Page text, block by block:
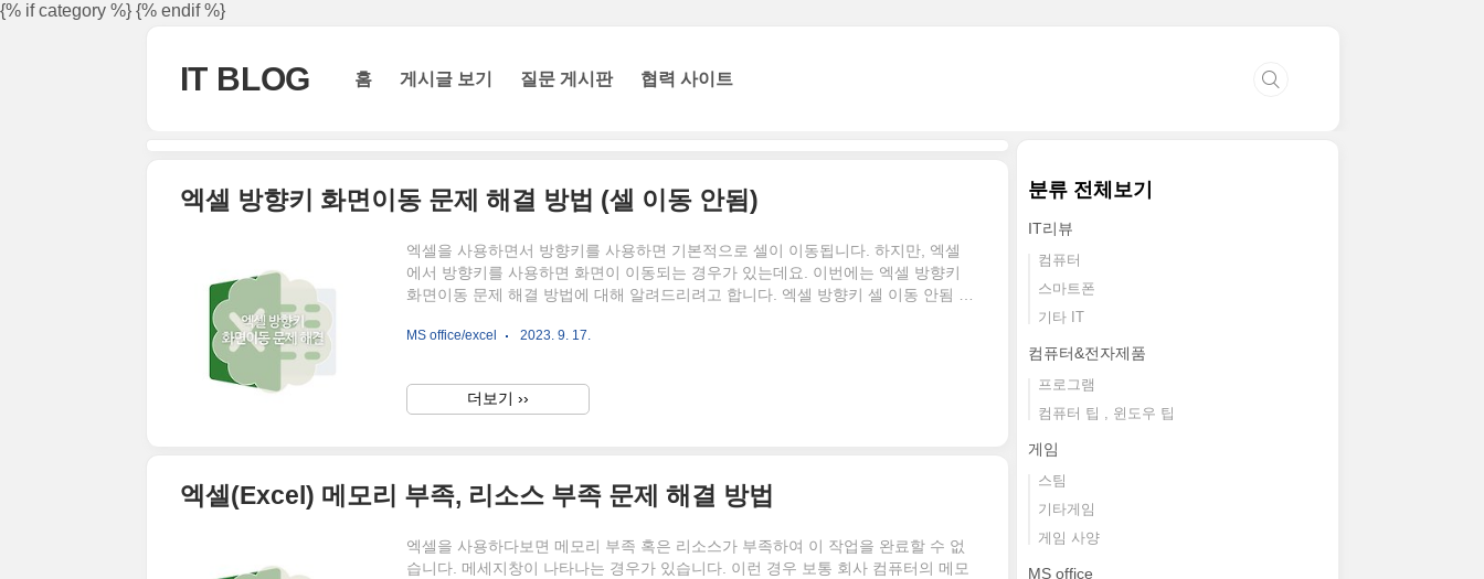
{% if category %} {% endif %}
본문 바로가기
IT BLOG 홈 게시글 보기 질문 게시판 협력 사이트
엑셀 방향키 화면이동 문제 해결 방법 (셀 이동 안됨)
엑셀을 사용하면서 방향키를 사용하면 기본적으로 셀이 이동됩니다. 하지만, 엑셀
에서 방향키를 사용하면 화면이 이동되는 경우가 있는데요. 이번에는 엑셀 방향키
화면이동 문제 해결 방법에 대해 알려드리려고 합니다. 엑셀 방향키 셀 이동 안됨 해
우가 있습니다. ▲ 엑셀 방향키 사용시 화면이 이동되는 경우는 스크롤 락(Scroll
(Scroll Lock)키를 누를 일은 거의 없지만 잘못 눌리는 경우가 간혹 있는데요. 엑셀
방향키 화면이동을 해제하기 위해 키보드 상단에 있는 [스크롤 락(Scroll Lock)]을
MS office/excel 2023. 9. 17.
더보기 ››
엑셀(Excel) 메모리 부족, 리소스 부족 문제 해결 방법
엑셀을 사용하다보면 메모리 부족 혹은 리소스가 부족하여 이 작업을 완료할 수 없
습니다. 메세지창이 나타나는 경우가 있습니다. 이런 경우 보통 회사 컴퓨터의 메모
분류 전체보기
IT리뷰
컴퓨터
스마트폰
기타 IT
컴퓨터&전자제품
프로그램
컴퓨터 팁 , 윈도우 팁
게임
스팀
기타게임
게임 사양
MS office